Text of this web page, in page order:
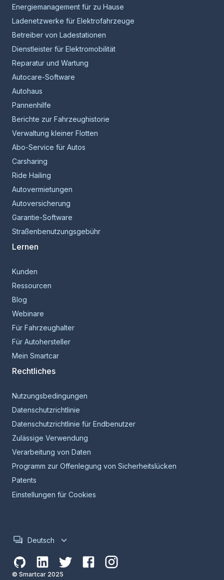
Energiemanagement für zu Hause
Ladenetzwerke für Elektrofahrzeuge
Betreiber von Ladestationen
Dienstleister für Elektromobilität
Reparatur und Wartung
Autocare-Software
Autohaus
Pannenhilfe
Berichte zur Fahrzeughistorie
Verwaltung kleiner Flotten
Abo-Service für Autos
Carsharing
Ride Hailing
Autovermietungen
Autoversicherung
Garantie-Software
Straßenbenutzungsgebühr
Lernen
Kunden
Ressourcen
Blog
Webinare
Für Fahrzeughalter
Für Autohersteller
Mein Smartcar
Rechtliches
Nutzungsbedingungen
Datenschutzrichtlinie
Datenschutzrichtlinie für Endbenutzer
Zulässige Verwendung
Verarbeitung von Daten
Programm zur Offenlegung von Sicherheitslücken
Patents
Einstellungen für Cookies
Deutsch
© Smartcar 2025